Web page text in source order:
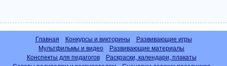
Главная Конкурсы и викторины
Развивающие игры
Мультфильмы и видео
Развивающие материалы
Конспекты для педагогов
Раскраски, календари, плакаты